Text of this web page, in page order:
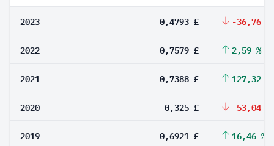
2023 0,4793 £ -36,76 %
2022 0,7579 £ 2,59 %
2021 0,7388 £ 127,32 %
2020 0,325 £ -53,04 %
2019 0,6921 £ 16,46 %